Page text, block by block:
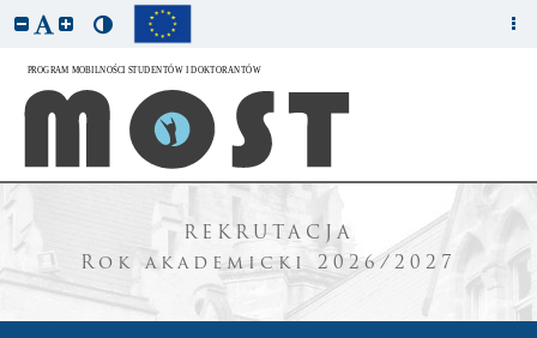
REKRUTACJA
Rok akademicki 2026/2027